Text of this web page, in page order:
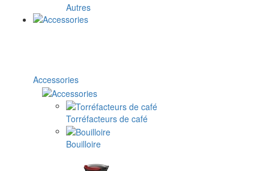
Autres
Accessories
Torréfacteurs de café
Bouilloire